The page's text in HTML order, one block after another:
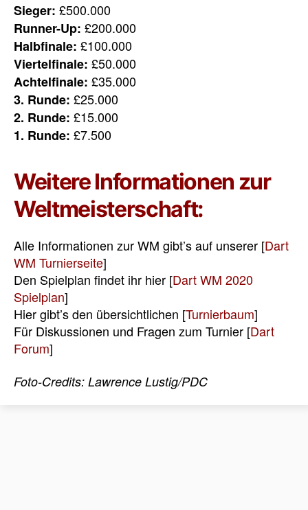
Sieger: £500.000
Runner-Up: £200.000
Halbfinale: £100.000
Viertelfinale: £50.000
Achtelfinale: £35.000
3. Runde: £25.000
2. Runde: £15.000
1. Runde: £7.500
Weitere Informationen zur
Weltmeisterschaft:
Alle Informationen zur WM gibt’s auf unserer [Dart
WM Turnierseite]
Den Spielplan findet ihr hier [Dart WM 2020
Spielplan]
Hier gibt’s den übersichtlichen [Turnierbaum]
Für Diskussionen und Fragen zum Turnier [Dart
Forum]
Foto-Credits: Lawrence Lustig/PDC